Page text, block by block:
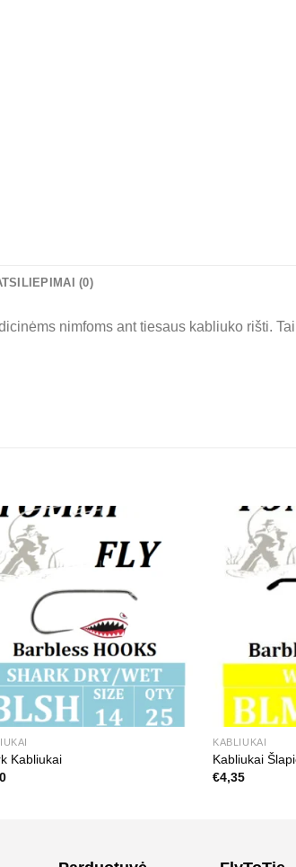
(0)
nimfoms ant tiesaus kabliuko rišti.
Kabliukai
KABLIUKAI
Kabliukai
€4,35